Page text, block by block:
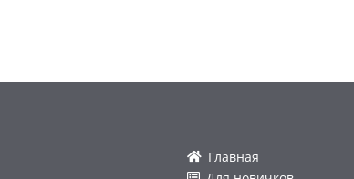
Главная